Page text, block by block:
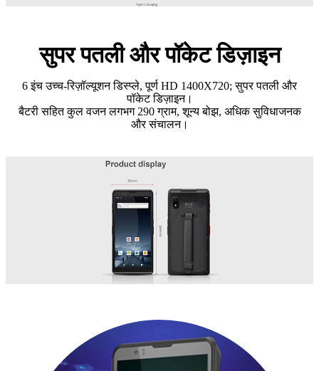
सुपर पतली और पॉकेट डिज़ाइन
6 इंच उच्च-रिज़ॉल्यूशन डिस्प्ले, पूर्ण HD 1400X720; सुपर पतली और
पॉकेट डिज़ाइन।
बैटरी सहित कुल वजन लगभग 290 ग्राम, शून्य बोझ, अधिक सुविधाजनक
और संचालन।